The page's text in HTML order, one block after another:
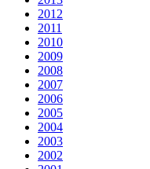
2012
2011
2010
2009
2008
2007
2006
2005
2004
2003
2002